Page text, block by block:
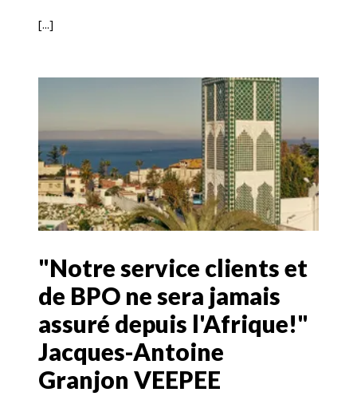
[...]
"Notre service clients et
de BPO ne sera jamais
assuré depuis l'Afrique!"
Jacques-Antoine
Granjon VEEPEE